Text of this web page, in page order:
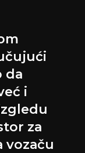
da
i
za
vozaču